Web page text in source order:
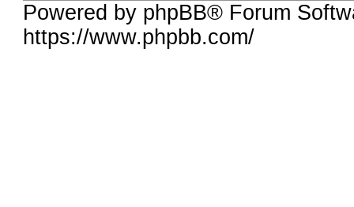
Powered by phpBB® Forum
https://www.phpbb.com/